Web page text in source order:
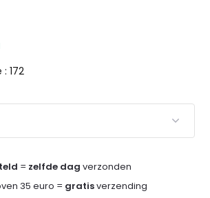
: 172
= zelfde dag verzonden
35 euro = gratisverzending